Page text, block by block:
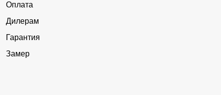
Оплата
Дилерам
Гарантия
Замер